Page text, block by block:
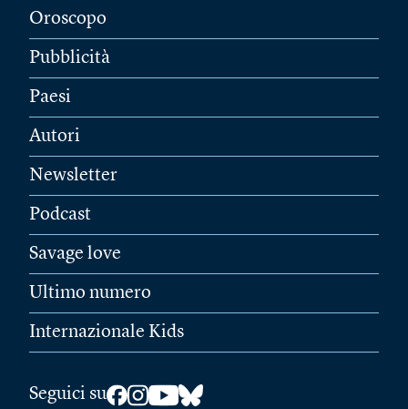
Oroscopo
Pubblicità
Paesi
Autori
Newsletter
Podcast
Savage love
Ultimo numero
Internazionale Kids
Seguici su